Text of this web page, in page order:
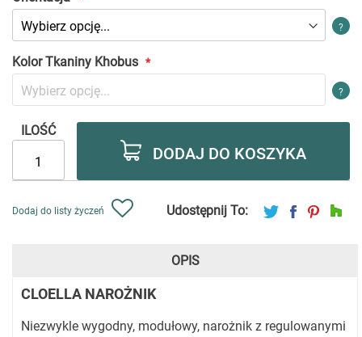
?
Kolor Tkaniny Khobus
?
ILOŚĆ
DODAJ DO KOSZYKA
Dodaj do listy życzeń Udostępnij To:
OPIS
CLOELLA NAROŻNIK
Niezwykle wygodny, modułowy, narożnik z regulowanymi